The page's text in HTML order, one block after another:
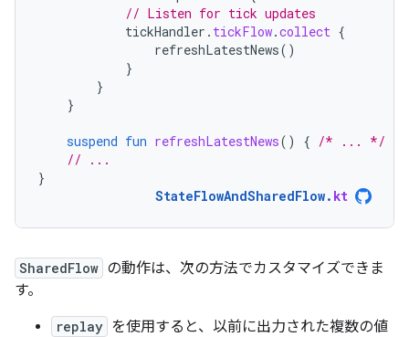
// Listen for tick updates
tickHandler . tickFlow.collect {
refreshLatestNews()
}
}
}
suspend fun refreshLatestNews() { /* ... */
// ...
}
StateFlowAndSharedFlow. kt
SharedFlow の動作は、次の方法でカスタマイズできま
す。
replay を使用すると、以前に出力された複数の値